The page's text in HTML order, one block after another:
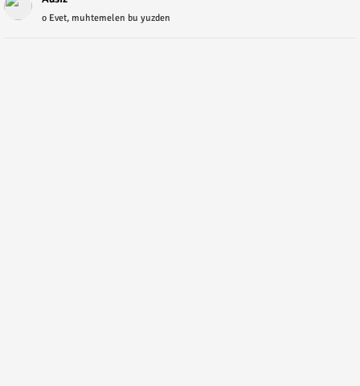
o Evet, muhtemelen bu yuzden